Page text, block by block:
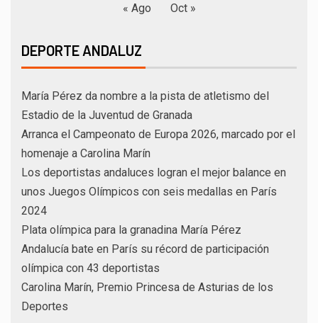
« Ago Oct »
DEPORTE ANDALUZ
María Pérez da nombre a la pista de atletismo del
Estadio de la Juventud de Granada
Arranca el Campeonato de Europa 2026, marcado por el
homenaje a Carolina Marín
Los deportistas andaluces logran el mejor balance en
unos Juegos Olímpicos con seis medallas en París
2024
Plata olímpica para la granadina María Pérez
Andalucía bate en París su récord de participación
olímpica con 43 deportistas
Carolina Marín, Premio Princesa de Asturias de los
Deportes